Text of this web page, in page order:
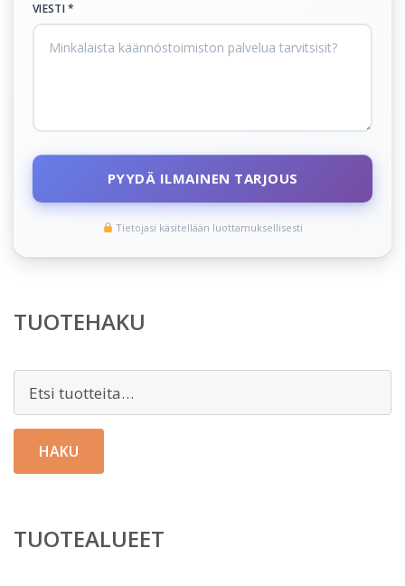
VIESTI *
PYYDÄ ILMAINEN TARJOUS
Tietojasi käsitellään luottamuksellisesti
TUOTEHAKU
HAKU
TUOTEALUEET